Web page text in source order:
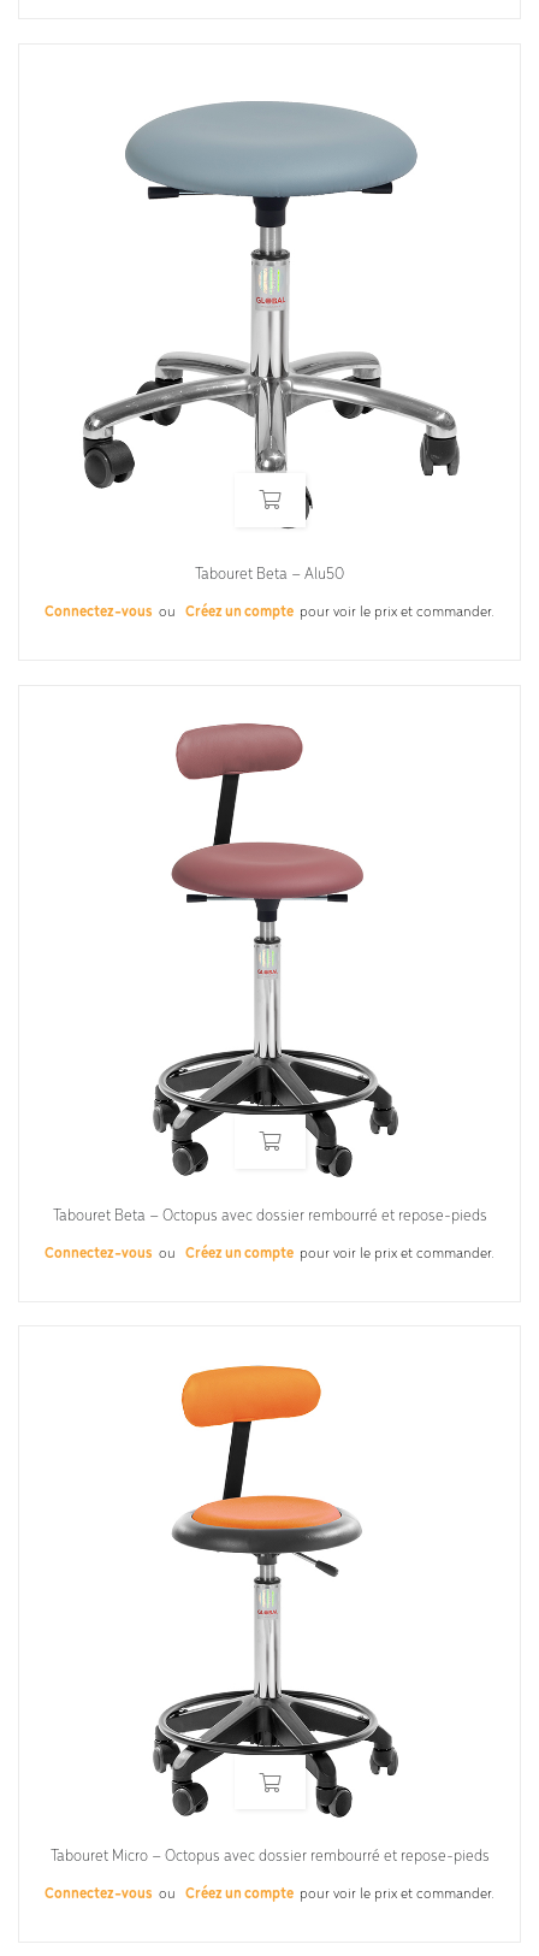
Tabouret Beta – Alu50
Connectez-vous ou Créez un compte pour voir le prix et commander.
Tabouret Beta – Octopus avec dossier rembourré et repose-pieds
Connectez-vous ou Créez un compte pour voir le prix et commander.
Tabouret Micro – Octopus avec dossier rembourré et repose-pieds
Connectez-vous ou Créez un compte pour voir le prix et commander.